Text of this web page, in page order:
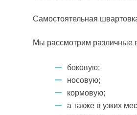
Самостоятельная
Мы рассмотрим различные
боковую;
носовую;
кормовую;
а также в узких